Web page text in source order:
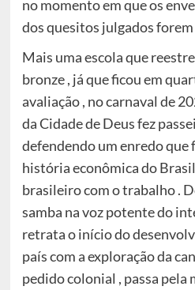
no momento em que os
dos quesitos julgados
Mais uma escola que
bronze , já que ficou em
avaliação , no carnaval de
da Cidade de Deus fez
defendendo um enredo que
história econômica do
brasileiro com o trabalho .
samba na voz potente do
retrata o início do
país com a exploração da
pedido colonial , passa pela